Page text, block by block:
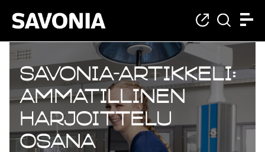
Savonia-artikkeli:
Ammatillinen
harjoittelu
osana